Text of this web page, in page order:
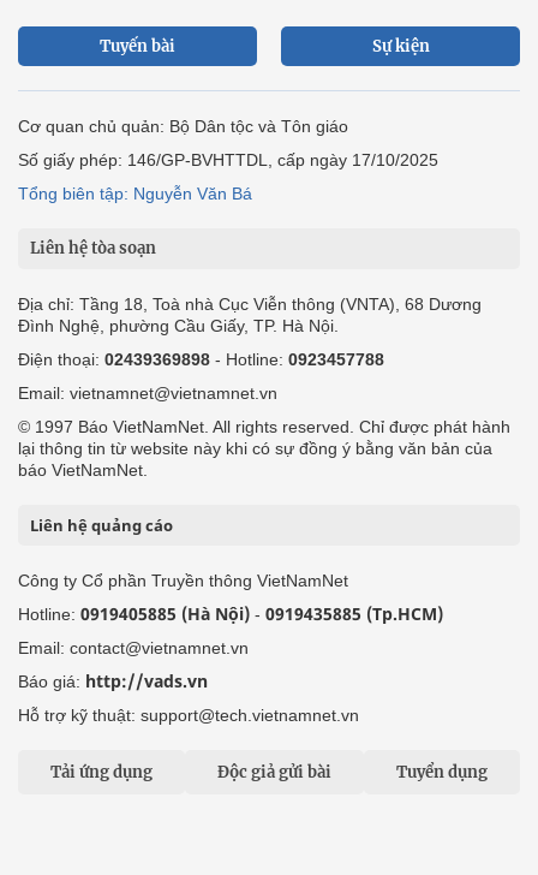
Tuyến bài Sự kiện
Cơ quan chủ quản: Bộ Dân tộc và Tôn giáo
Số giấy phép: 146/GP-BVHTTDL, cấp ngày 17/10/2025
Tổng biên tập: Nguyễn Văn Bá
Liên hệ tòa soạn
Địa chỉ: Tầng 18, Toà nhà Cục Viễn thông (VNTA), 68 Dương
Đình Nghệ, phường Cầu Giấy, TP. Hà Nội.
Điện thoại: 02439369898 - Hotline: 0923457788
Email: vietnamnet@vietnamnet.vn
© 1997 Báo VietNamNet. All rights reserved. Chỉ được phát hành
lại thông tin từ website này khi có sự đồng ý bằng văn bản của
báo VietNamNet.
Liên hệ quảng cáo
Công ty Cổ phần Truyền thông VietNamNet
Hotline: 0919405885 (Hà Nội) - 0919435885 (Tp.HCM)
Email: contact@vietnamnet.vn
Báo giá: http://vads.vn
Hỗ trợ kỹ thuật: support@tech.vietnamnet.vn
Tải ứng dụng Độc giả gửi bài Tuyển dụng